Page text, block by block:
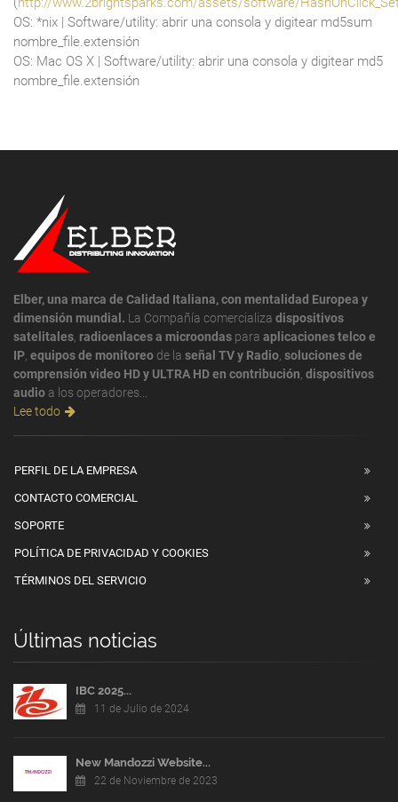
OS: *nix | Software/utility: abrir una consola y digitear md5sum
nombre_file.extensión
OS: Mac OS X | Software/utility: abrir una consola y digitear md5
nombre_file.extensión
Elber, una marca de Calidad Italiana, con mentalidad Europea y
dimensión mundial. La Compañía comercializa dispositivos
satelitales, radioenlaces a microondas para aplicaciones telco e
IP, equipos de monitoreo de la señal TV y Radio, soluciones de
comprensión video HD y ULTRA HD en contribución, dispositivos
audio a los operadores...
Lee todo
PERFIL DE LA EMPRESA
CONTACTO COMERCIAL
SOPORTE
POLÍTICA DE PRIVACIDAD Y COOKIES
TÉRMINOS DEL SERVICIO
Últimas noticias
IBC 2025...
11 de Julio de 2024
New Mandozzi Website...
22 de Noviembre de 2023